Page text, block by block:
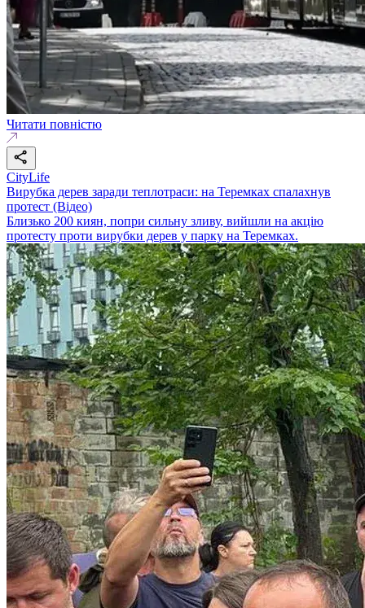
Читати повністю
CityLife
Вирубка дерев заради теплотраси: на Теремках спалахнув
протест (Відео)
Близько 200 киян, попри сильну зливу, вийшли на акцію
протесту проти вирубки дерев у парку на Теремках.